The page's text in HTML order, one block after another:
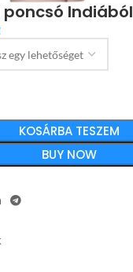
Indiából
KOSÁRBA TESZEM
BUY NOW